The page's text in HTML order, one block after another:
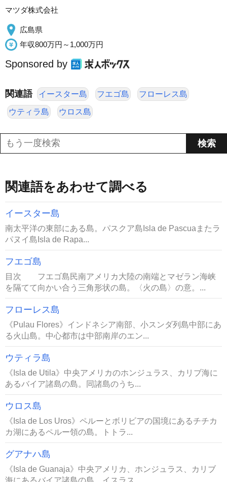
マツダ株式会社
広島県
年収800万円～1,000万円
Sponsored by
関連語 イースター島 フエゴ島 フローレス島
ウティラ島 ウロス島
関連語をあわせて調べる
イースター島
南太平洋の東部にある島。パスクア島Isla de Pascuaまたラ
パヌイ島Isla de Rapa...
フエゴ島
目次 フエゴ島民南アメリカ大陸の南端とマゼラン海峡
を隔てて向かい合う三角形状の島。〈火の島〉の意。...
フローレス島
《Pulau Flores》インドネシア南部、小スンダ列島中部にあ
る火山島。中心都市は中部南岸のエン...
ウティラ島
《Isla de Utila》中央アメリカのホンジュラス、カリブ海に
あるバイア諸島の島。同諸島のうち...
ウロス島
《Isla de Los Uros》ペルーとボリビアの国境にあるチチカ
カ湖にあるペルー領の島。トトラ...
グアナハ島
《Isla de Guanaja》中央アメリカ、ホンジュラス、カリブ
海にあるバイア諸島の島。イスラス...